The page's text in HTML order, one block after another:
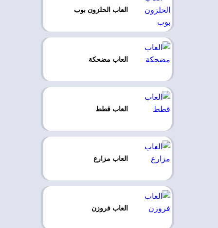
العاب الحلزون بوب
العاب مضحكة
العاب قطط
العاب مزارع
العاب فروزن